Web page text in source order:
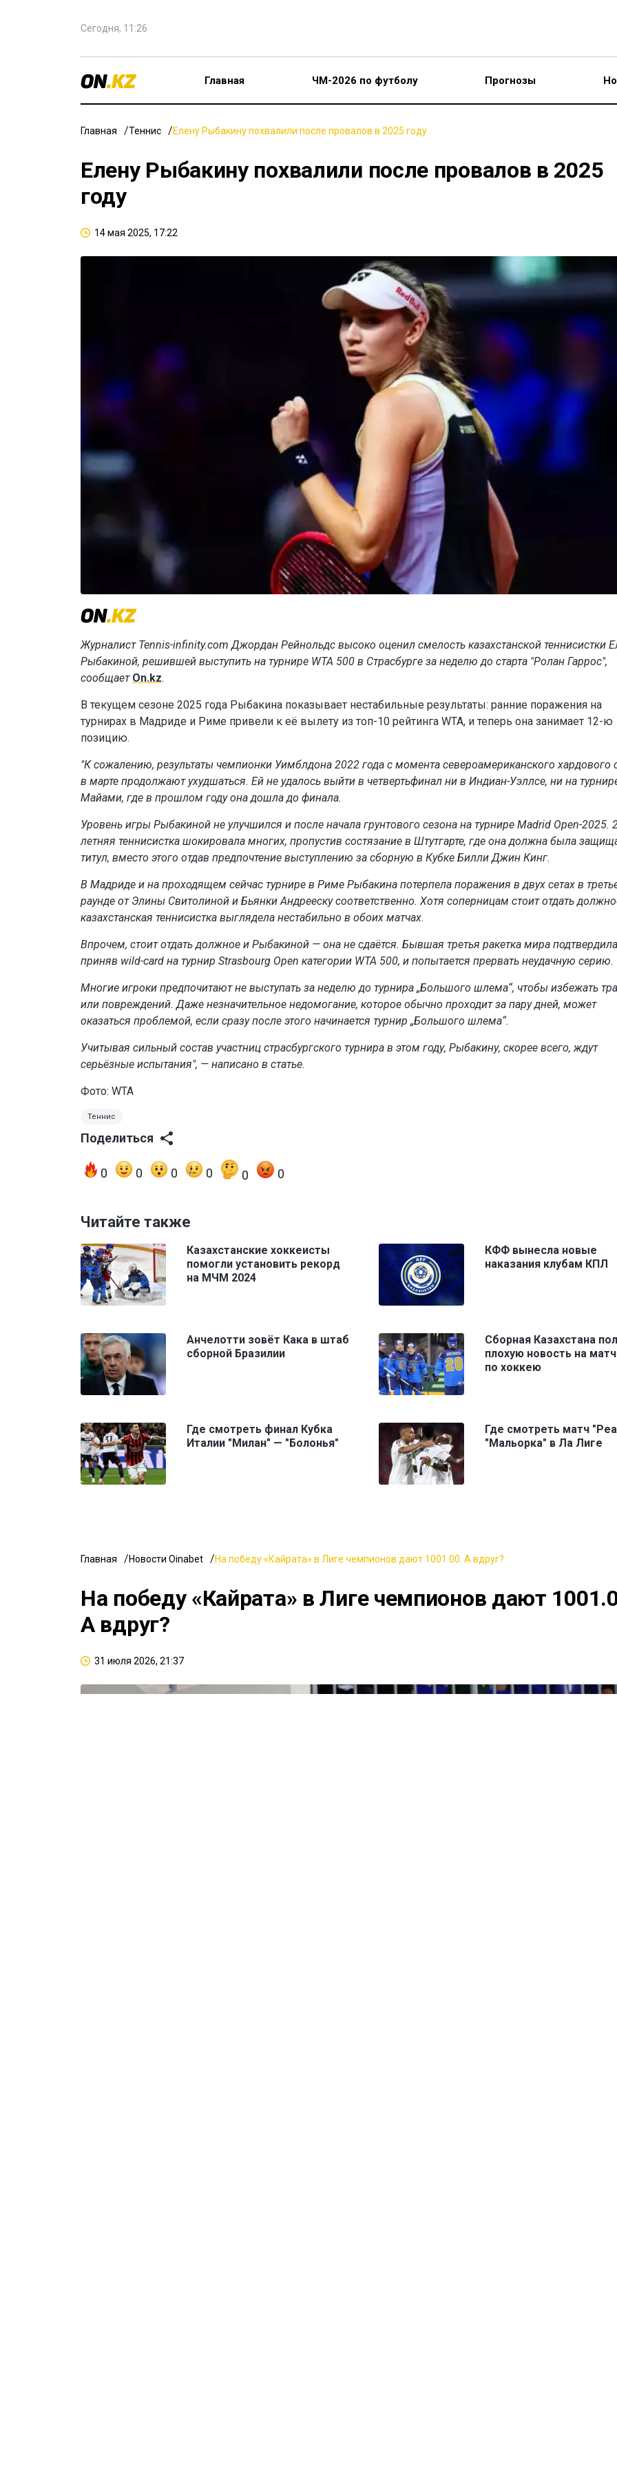
Сегодня, 11:26
Главная ЧМ-2026 по футболу Прогнозы
Главная Теннис Елену Рыбакину похвалили после провалов в 2025 году
Елену Рыбакину похвалили после провалов в 2025
году
14 мая 2025, 17:22
Журналист Tennis-infinity.com Джордан Рейнольдс высоко оценил смелость казахстанской теннисистки
Рыбакиной, решившей выступить на турнире WTA 500 в Страсбурге за неделю до старта "Ролан Гаррос",
сообщает On.kz.
В текущем сезоне 2025 года Рыбакина показывает нестабильные результаты: ранние поражения на
турнирах в Мадриде и Риме привели к её вылету из топ-10 рейтинга WTA, и теперь она занимает 12-ю
позицию.
"К сожалению, результаты чемпионки Уимблдона 2022 года с момента североамериканского хардового
в марте продолжают ухудшаться. Ей не удалось выйти в четвертьфинал ни в Индиан-Уэллсе, ни на
Майами, где в прошлом году она дошла до финала.
Уровень игры Рыбакиной не улучшился и после начала грунтового сезона на турнире Madrid Open-2025.
летняя теннисистка шокировала многих, пропустив состязание в Штутгарте, где она должна была
титул, вместо этого отдав предпочтение выступлению за сборную в Кубке Билли Джин Кинг.
В Мадриде и на проходящем сейчас турнире в Риме Рыбакина потерпела поражения в двух сетах в
раунде от Элины Свитолиной и Бьянки Андрееску соответственно. Хотя соперницам стоит отдать
казахстанская теннисистка выглядела нестабильно в обоих матчах.
Впрочем, стоит отдать должное и Рыбакиной — она не сдаётся. Бывшая третья ракетка мира подтвердила
приняв wild-card на турнир Strasbourg Open категории WTA 500, и попытается прервать неудачную серию.
Многие игроки предпочитают не выступать за неделю до турнира „Большого шлема“, чтобы избежать
или повреждений. Даже незначительное недомогание, которое обычно проходит за пару дней, может
оказаться проблемой, если сразу после этого начинается турнир „Большого шлема“.
Учитывая сильный состав участниц страсбургского турнира в этом году, Рыбакину, скорее всего, ждут
серьёзные испытания", — написано в статье.
Фото: WTA
Теннис
Поделиться
0 0 0 0 0 0
Читайте также
Казахстанские хоккеисты
помогли установить рекорд
на МЧМ 2024
КФФ вынесла новые
наказания клубам КПЛ
Анчелотти зовёт Кака в штаб
сборной Бразилии
Сборная Казахстана
плохую новость на
по хоккею
Где смотреть финал Кубка
Италии "Милан" — "Болонья"
Где смотреть матч
"Мальорка" в Ла Лиге
Главная Новости Oinabet На победу «Кайрата» в Лиге чемпионов дают 1001.00. А вдруг?
На победу «Кайрата» в Лиге чемпионов дают
А вдруг?
31 июля 2026, 21:37